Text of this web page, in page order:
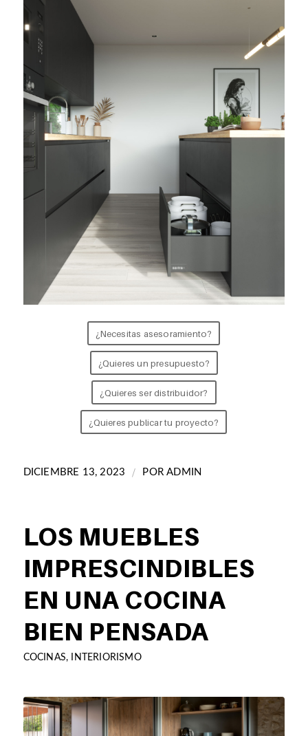
¿Necesitas asesoramiento?
¿Quieres un presupuesto?
¿Quieres ser distribuidor?
¿Quieres publicar tu proyecto?
DICIEMBRE 13, 2023 / PORADMIN
LOS MUEBLES
IMPRESCINDIBLES
EN UNA COCINA
BIEN PENSADA
COCINAS, INTERIORISMO